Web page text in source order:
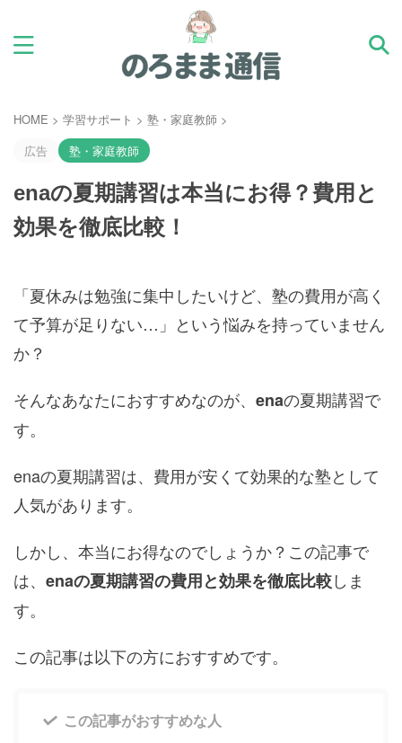
HOME > 学習サポート > 塾・家庭教師 >
広告
塾・家庭教師
enaの夏期講習は本当にお得？費用と
効果を徹底比較！
「夏休みは勉強に集中したいけど、塾の費用が高く
て予算が足りない…」という悩みを持っていません
か？
そんなあなたにおすすめなのが、 enaの夏期講習で
す。
enaの夏期講習は、費用が安くて効果的な塾として
人気があります。
しかし、本当にお得なのでしょうか？この記事で
は、 enaの夏期講習の費用と効果を徹底比較しま
す。
この記事は以下の方におすすめです。
この記事がおすすめな人